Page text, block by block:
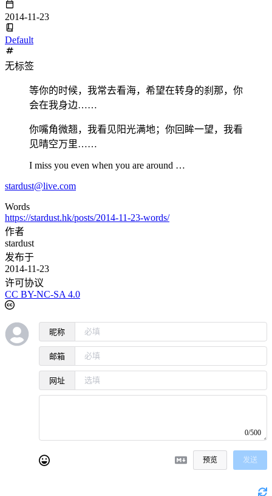
2014-11-23
Default
无标签
等你的时候，我常去看海，希望在转身的刹那，你
会在我身边……
你嘴角微翘，我看见阳光满地；你回眸一望，我看
见晴空万里……
I miss you even when you are around …
stardust@live.com
Words
https://stardust.hk/posts/2014-11-23-words/
作者
stardust
发布于
2014-11-23
许可协议
CC BY-NC-SA 4.0
昵称
邮箱
网址
0/500
预览 发送